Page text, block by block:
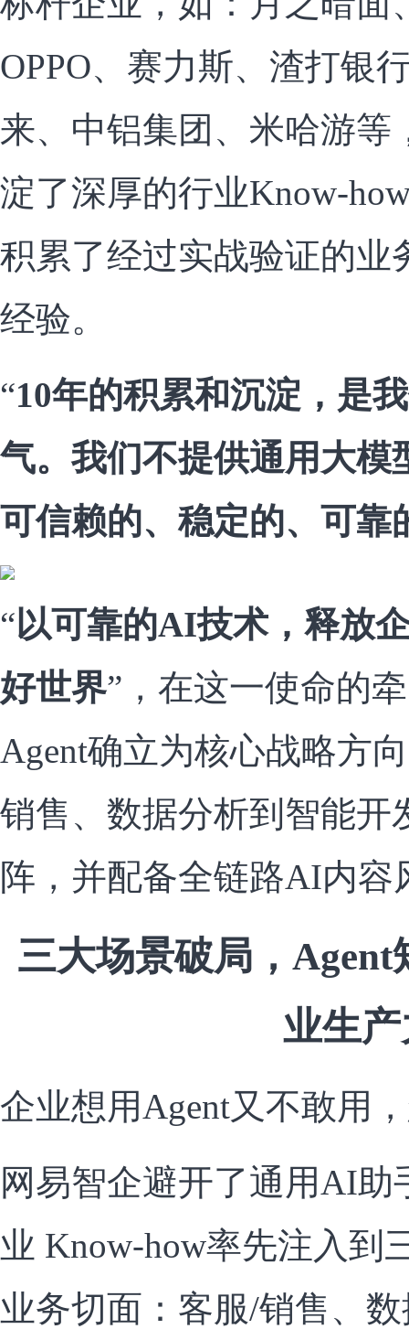
OPPO、赛力斯、渣打银
来、中铝集团、米哈游等
淀了深厚的行业Know-
积累了经过实战验证的业
经验。
“10年的积累和沉淀，是
气。我们不提供通用大模
可信赖的、稳定的、可靠
“以可靠的AI技术，释放
好世界”，在这一使命的
Agent确立为核心战略方
销售、数据分析到智能开
阵，并配备全链路AI内容
三大场景破局，
业生
企业想用Agent又不敢用
网易智企避开了通用AI
业 Know-how率先注入到
业务切面：客服/销售、